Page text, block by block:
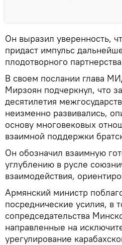
Он выразил уверенность,
придаст импульс
плодотворного
В своем послании глава
Мирзоян подчеркнул, что
десятилетия
неизменно развивались,
основу многовековых
взаимной поддержки
Он обозначил взаимную
углублению в русле
взаимодействия,
Армянский министр
посреднические усилия, в
сопредседательства
направленные на
урегулирование